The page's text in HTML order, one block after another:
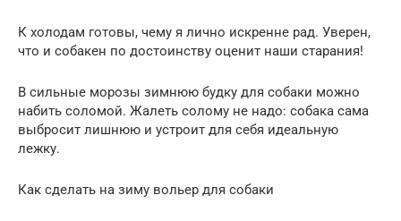
К холодам готовы, чему я лично искренне рад. Уверен,
что и собакен по достоинству оценит наши старания!
В сильные морозы зимнюю будку для собаки можно
набить соломой. Жалеть солому не надо: собака сама
выбросит лишнюю и устроит для себя идеальную
лежку.
Как сделать на зиму вольер для собаки